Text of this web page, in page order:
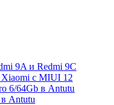
9A и Redmi 9C
Xiaomi с MIUI 12
6/64Gb в Antutu
Antutu